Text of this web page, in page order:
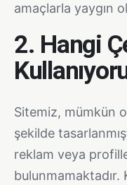
amaçlarla yaygın
2. Hangi
Sitemiz, mümkün
şekilde
reklam veya
bulunmamaktadır.